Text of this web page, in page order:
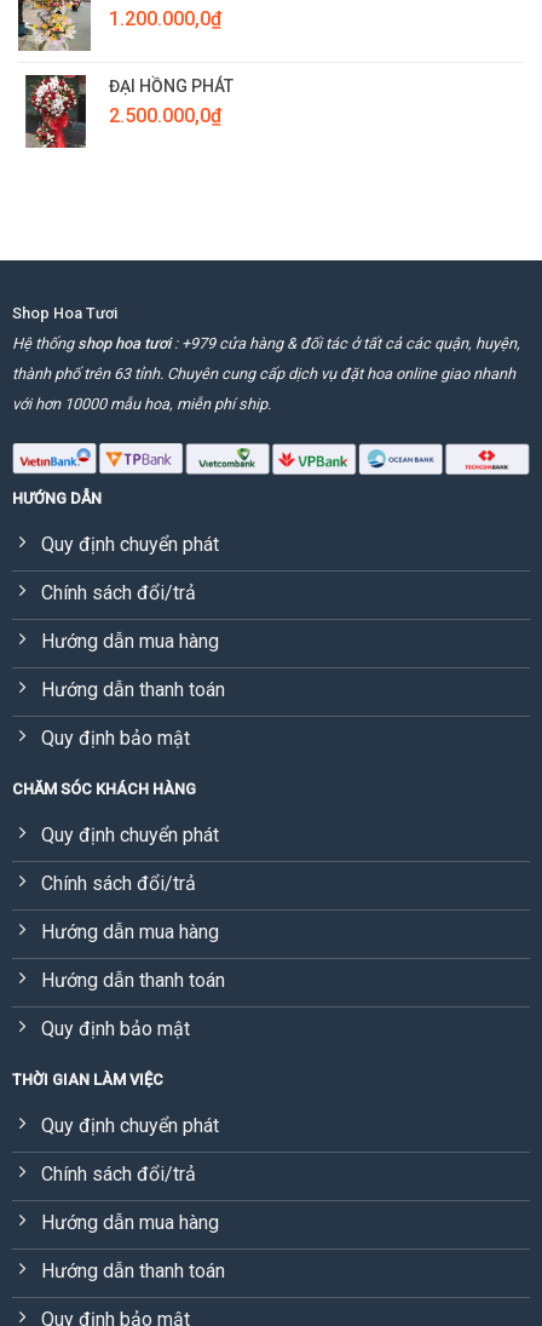
1.200.000,0₫
ĐẠI HỒNG PHÁT
2.500.000,0₫
Shop Hoa Tươi
Hệ thống shop hoa tươi: +979 cửa hàng & đối tác ở tất cả các quận, huyện,
thành phố trên 63 tỉnh. Chuyên cung cấp dịch vụ đặt hoa online giao nhanh
với hơn 10000 mẫu hoa, miễn phí ship.
HƯỚNG DẪN
Quy định chuyển phát
Chính sách đổi/trả
Hướng dẫn mua hàng
Hướng dẫn thanh toán
Quy định bảo mật
CHĂM SÓC KHÁCH HÀNG
Quy định chuyển phát
Chính sách đổi/trả
Hướng dẫn mua hàng
Hướng dẫn thanh toán
Quy định bảo mật
THỜI GIAN LÀM VIỆC
Quy định chuyển phát
Chính sách đổi/trả
Hướng dẫn mua hàng
Hướng dẫn thanh toán
Quy định bảo mật